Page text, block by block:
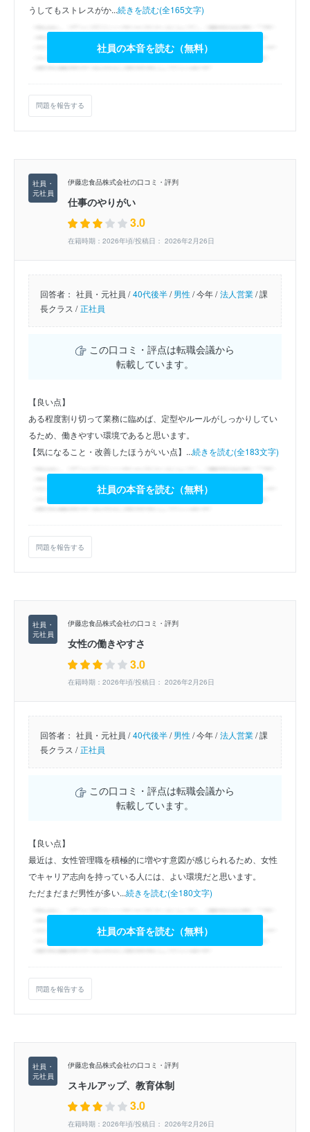
うしてもストレスがか...続きを読む(全165文字)
社員の本音を読む（無料）
問題を報告する
伊藤忠食品株式会社の口コミ・評判
仕事のやりがい
3.0
在籍時期：2026年頃/投稿日： 2026年2月26日
回答者： 社員・元社員 / 40代後半/男性/今年 / 法人営業/課
長クラス / 正社員
この口コミ・評点は転職会議から
転載しています。
【良い点】
ある程度割り切って業務に臨めば、定型やルールがしっかりしてい
るため、働きやすい環境であると思います。
【気になること・改善したほうがいい点】...続きを読む(全183文字)
社員の本音を読む（無料）
問題を報告する
伊藤忠食品株式会社の口コミ・評判
女性の働きやすさ
3.0
在籍時期：2026年頃/投稿日： 2026年2月26日
回答者： 社員・元社員 / 40代後半/男性/今年 / 法人営業/課
長クラス / 正社員
この口コミ・評点は転職会議から
転載しています。
【良い点】
最近は、女性管理職を積極的に増やす意図が感じられるため、女性
でキャリア志向を持っている人には、よい環境だと思います。
ただまだまだ男性が多い...続きを読む(全180文字)
社員の本音を読む（無料）
問題を報告する
伊藤忠食品株式会社の口コミ・評判
スキルアップ、教育体制
3.0
在籍時期：2026年頃/投稿日： 2026年2月26日